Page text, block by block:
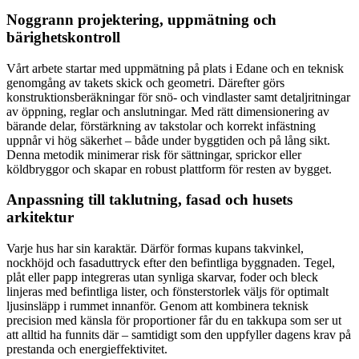
Noggrann projektering, uppmätning och
bärighetskontroll
Vårt arbete startar med uppmätning på plats i Edane och en teknisk
genomgång av takets skick och geometri. Därefter görs
konstruktionsberäkningar för snö- och vindlaster samt detaljritningar
av öppning, reglar och anslutningar. Med rätt dimensionering av
bärande delar, förstärkning av takstolar och korrekt infästning
uppnår vi hög säkerhet – både under byggtiden och på lång sikt.
Denna metodik minimerar risk för sättningar, sprickor eller
köldbryggor och skapar en robust plattform för resten av bygget.
Anpassning till taklutning, fasad och husets
arkitektur
Varje hus har sin karaktär. Därför formas kupans takvinkel,
nockhöjd och fasaduttryck efter den befintliga byggnaden. Tegel,
plåt eller papp integreras utan synliga skarvar, foder och bleck
linjeras med befintliga lister, och fönsterstorlek väljs för optimalt
ljusinsläpp i rummet innanför. Genom att kombinera teknisk
precision med känsla för proportioner får du en takkupa som ser ut
att alltid ha funnits där – samtidigt som den uppfyller dagens krav på
prestanda och energieffektivitet.